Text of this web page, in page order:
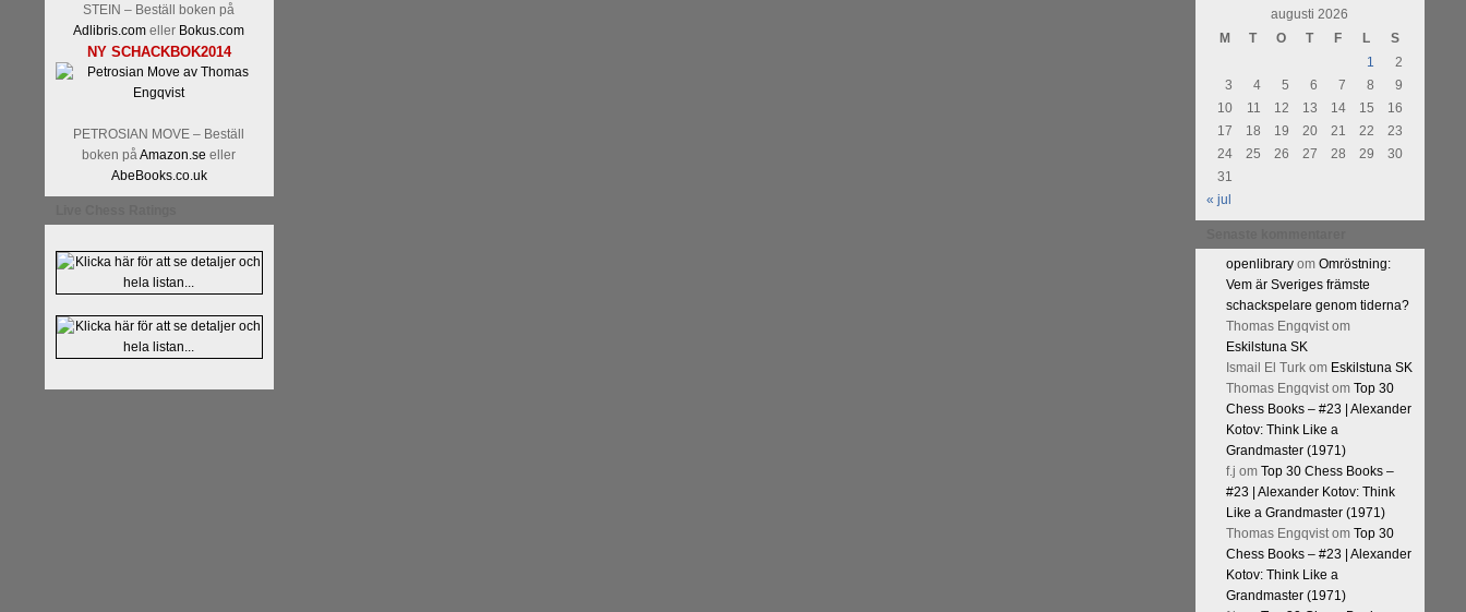
STEIN – Beställ boken på
Adlibris.com eller Bokus.com
NY SCHACKBOK2014
PETROSIAN MOVE – Beställ
boken påAmazon.se eller
AbeBooks.co.uk
augusti 2026
M
T O T F L
S
1
2
3
4 5 6 7 8
9
10
11 12 13 14 15
16
17
18 19 20 21 22
23
24
25 26 27 28 29
30
31
« jul
openlibraryom Omröstning:
Vem är Sveriges främste
schackspelare genom tiderna?
Thomas Engqvistom
Eskilstuna SK
Ismail El Turkom Eskilstuna SK
Thomas Engqvistom Top 30
Chess Books – #23 | Alexander
Kotov: Think Like a
Grandmaster (1971)
f.j om Top 30 Chess Books –
#23 | Alexander Kotov: Think
Like a Grandmaster (1971)
Thomas Engqvistom Top 30
Chess Books – #23 | Alexander
Kotov: Think Like a
Grandmaster (1971)